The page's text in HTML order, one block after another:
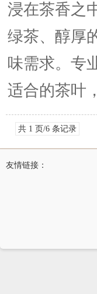
浸在茶香之
绿茶、醇厚
味需求。专
适合的茶叶
共 1 页/6 条记录
友情链接：